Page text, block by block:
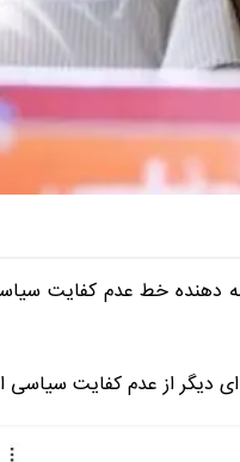
دهنده خط عدم کفایت
ای دیگر از عدم کفایت